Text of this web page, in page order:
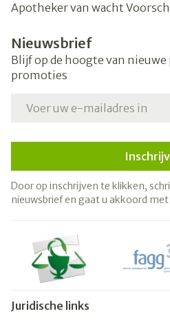
Apotheker van wacht
Nieuwsbrief
Blijf op de hoogte van
promoties
Door op inschrijven te klikken,
nieuwsbrief en gaat u akkoord
Juridische links